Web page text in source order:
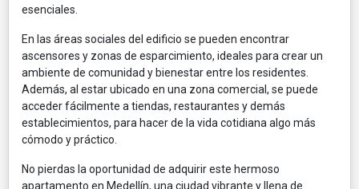
esenciales.
En las áreas sociales del edificio se pueden encontrar
ascensores y zonas de esparcimiento, ideales para crear un
ambiente de comunidad y bienestar entre los residentes.
Además, al estar ubicado en una zona comercial, se puede
acceder fácilmente a tiendas, restaurantes y demás
establecimientos, para hacer de la vida cotidiana algo más
cómodo y práctico.
No pierdas la oportunidad de adquirir este hermoso
apartamento en Medellín, una ciudad vibrante y llena de